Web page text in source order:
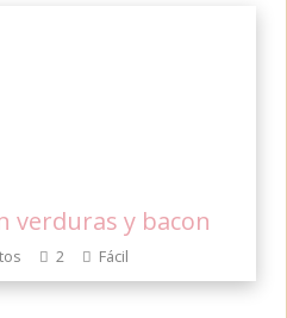
verduras y bacon
2 Fácil